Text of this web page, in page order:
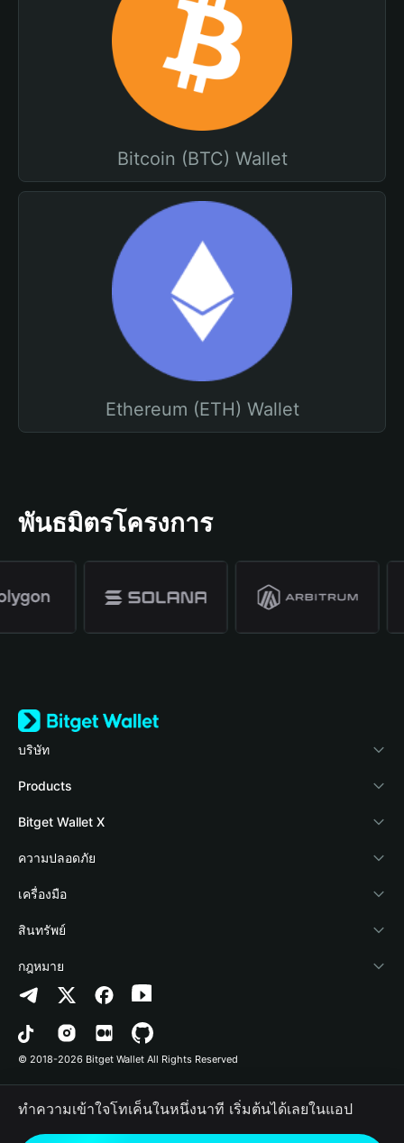
Bitcoin (BTC) Wallet
Ethereum (ETH) Wallet
พันธมิตรโครงการ
บริษัท
เกี่ยวกับ Bitget Wallet
Blog
Academy
ข่าวสารด้านคริปโต
ศูนย์ช่วยเหลือ
ติดต่อเรา
ทรัพยากรข้อมูลของแบรนด์
อาชีพ
Products
Crypto Card
Stablecoin Earn
Payfi Crypto
Crypto Swap API
Altcoin Season Index
Prediction Markets
DApp
RWA
Bitget Wallet X
นักพัฒนา
เชื่อมต่อ Wallet
Bitget Wallet Pay
ลิสต์โปรเจกต์
ความปลอดภัย
Protection Fund
เทคโนโลยีความปลอดภัย
เครื่องมือ
ซื้อคริปโต
การตรวจจับการอนุญาต
การตรวจจับสัญญา
การโอนเป็นชุด
สินทรัพย์
Arbitrum
Avalanche
Bitcoin
Polygon
กฎหมาย
นโยบายความเป็นส่วนตัว
ข้อตกลงในการใช้บริการ
© 2018-2026 Bitget Wallet All Rights Reserved
ทำความเข้าใจโทเค็นในหนึ่งนาที เริ่มต้นได้เลยในแอป